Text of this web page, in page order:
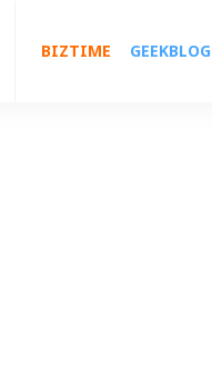
BIZTIME GEEKBLOG